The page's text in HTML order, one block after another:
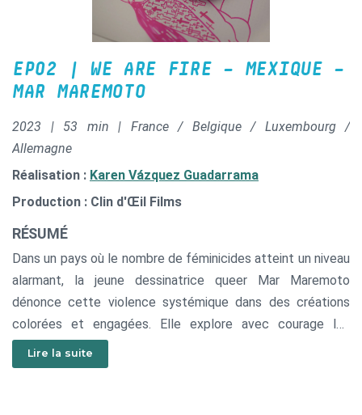
EP02 | WE ARE FIRE – MEXIQUE –
MAR MAREMOTO
2023 | 53 min | France / Belgique / Luxembourg /
Allemagne
Réalisation : Karen Vázquez Guadarrama
Production : Clin d'Œil Films
RÉSUMÉ
Dans un pays où le nombre de féminicides atteint un niveau
alarmant, la jeune dessinatrice queer Mar Maremoto
dénonce cette violence systémique dans des créations
colorées et engagées. Elle explore avec courage les
multiples répercussions du machisme et la difficulté de ne
pas se conformer aux normes sociétales.
Lire la suite